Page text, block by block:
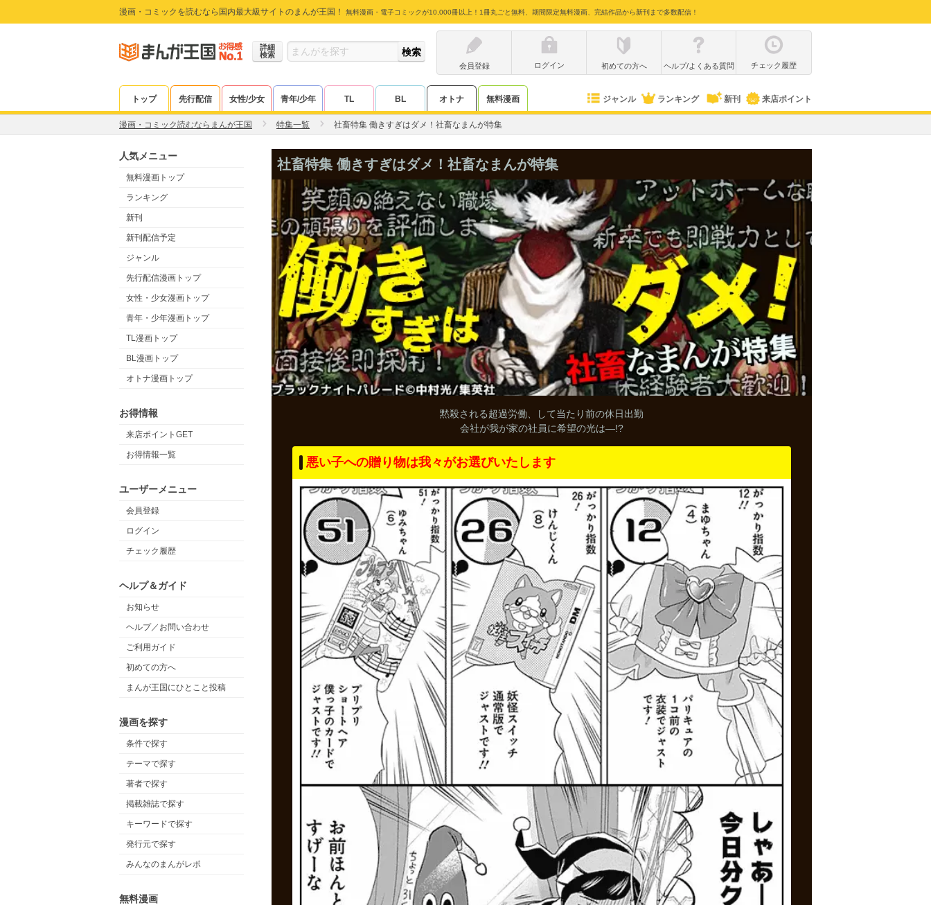
漫画・コミックを読むなら国内最大級サイトのまんが王国！ 無料漫画・電子コミックが10,000冊以上！1冊丸ごと無料、期間限定無料漫画、完結作品から新刊まで多数配信！
詳細
検索
会員登録
ログイン 初めての方へ ヘルプ/よくある質問 チェック履歴
トップ 先行配信 女性/少女 青年/少年 TL BL オトナ 無料漫画 ジャンル ランキング 新刊 来店ポイント
漫画・コミック読むならまんが王国 特集一覧 社畜特集 働きすぎはダメ！社畜なまんが特集
人気メニュー
無料漫画トップ
ランキング
新刊
新刊配信予定
ジャンル
先行配信漫画トップ
女性・少女漫画トップ
青年・少年漫画トップ
TL漫画トップ
BL漫画トップ
オトナ漫画トップ
お得情報
来店ポイントGET
お得情報一覧
ユーザーメニュー
会員登録
ログイン
チェック履歴
ヘルプ＆ガイド
お知らせ
ヘルプ／お問い合わせ
ご利用ガイド
初めての方へ
まんが王国にひとこと投稿
漫画を探す
条件で探す
テーマで探す
著者で探す
掲載雑誌で探す
キーワードで探す
発行元で探す
みんなのまんがレポ
無料漫画
社畜特集 働きすぎはダメ！社畜なまんが特集
黙殺される超過労働、して当たり前の休日出勤
会社が我が家の社員に希望の光は―!?
悪い子への贈り物は我々がお選びいたします